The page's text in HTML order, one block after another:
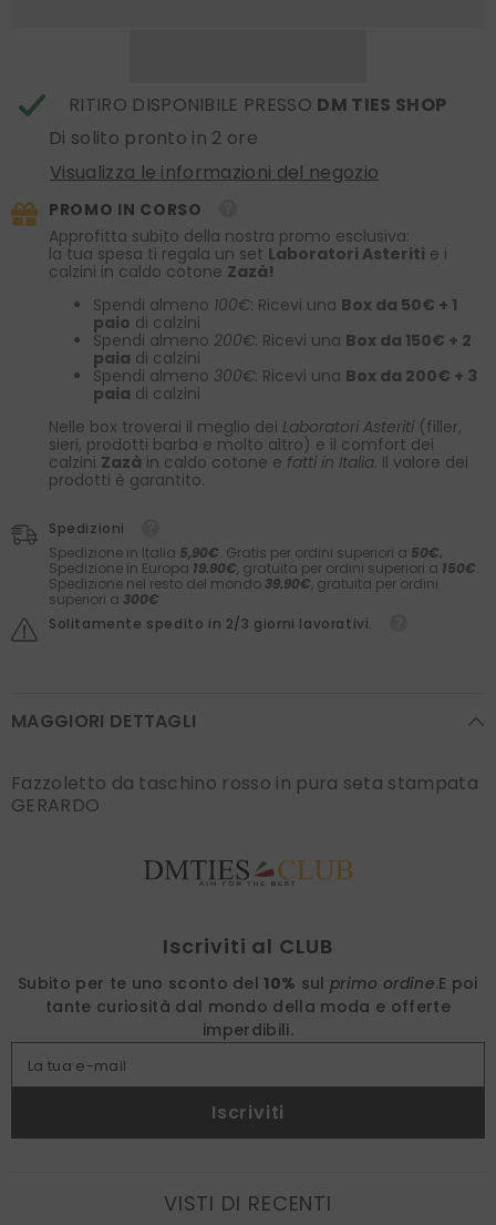
RITIRO DISPONIBILE PRESSO DM TIES SHOP
Di solito pronto in 2 ore
Visualizza le informazioni del negozio
PROMO IN CORSO
Approfitta subito della nostra promo esclusiva:
la tua spesa ti regala un set Laboratori Asteriti e i
calzini in caldo cotone Zazà!
Spendi almeno 100€: Ricevi una Box da 50€ + 1
paio di calzini
Spendi almeno 200€: Ricevi una Box da 150€ + 2
paia di calzini
Spendi almeno 300€: Ricevi una Box da 200€ + 3
paia di calzini
Nelle box troverai il meglio dei Laboratori Asteriti (filler,
sieri, prodotti barba e molto altro) e il comfort dei
calzini Zazà in caldo cotone e fatti in Italia. Il valore dei
prodotti è garantito.
Spedizioni
Spedizione in Italia 5,90€. Gratis per ordini superiori a 50€.
Spedizione in Europa 19.90€, gratuita per ordini superiori a 150€.
Spedizione nel resto del mondo 39.90€, gratuita per ordini
superiori a 300€
Solitamente spedito in 2/3 giorni lavorativi.
MAGGIORI DETTAGLI
Fazzoletto da taschino rosso in pura seta stampata
GERARDO
Iscriviti al CLUB
Subito per te uno sconto del 10% sulprimo ordine.E poi
tante curiosità dal mondo della moda e offerte
imperdibili.
La tua e-mail
Iscriviti
VISTI DI RECENTI